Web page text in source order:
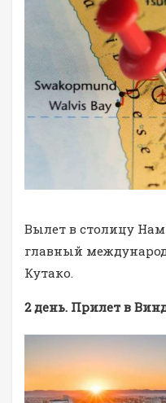
Вылет в столицу
главный
Кутако.
2 день. Прилет в